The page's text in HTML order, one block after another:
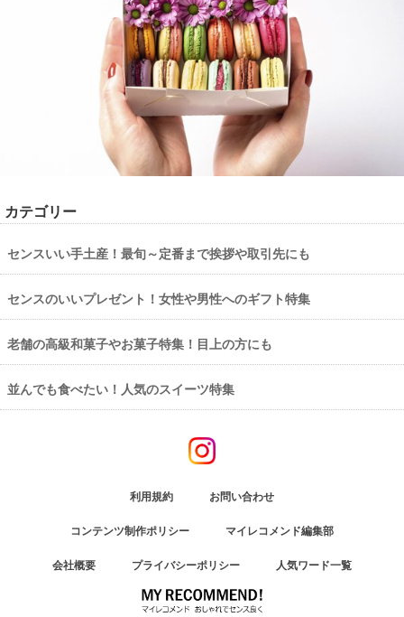
カテゴリー
センスいい手土産！最旬～定番まで挨拶や取引先にも
センスのいいプレゼント！女性や男性へのギフト特集
老舗の高級和菓子やお菓子特集！目上の方にも
並んでも食べたい！人気のスイーツ特集
利用規約 お問い合わせ
コンテンツ制作ポリシー マイレコメンド編集部
会社概要 プライバシーポリシー 人気ワード一覧